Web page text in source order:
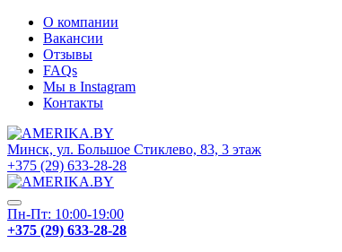
О компании
Вакансии
Отзывы
FAQs
Мы в Instagram
Контакты
Минск, ул. Большое Стиклево, 83, 3 этаж
+375 (29) 633-28-28
Пн-Пт: 10:00-19:00
+375 (29) 633-28-28